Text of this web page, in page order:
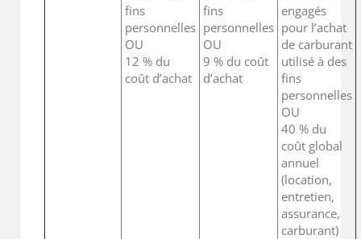
fins
personnelles
OU
12 % du
coût d’achat
fins
personnelles
OU
9 % du coût
d’achat
engagés
pour l’achat
de carburant
utilisé à des
fins
personnelles
OU
40 % du
coût global
annuel
(location,
entretien,
assurance,
carburant)